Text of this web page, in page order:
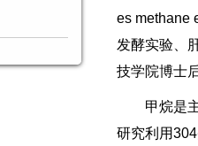
es methane
发酵实验、
技学院博士
甲烷是
研究利用